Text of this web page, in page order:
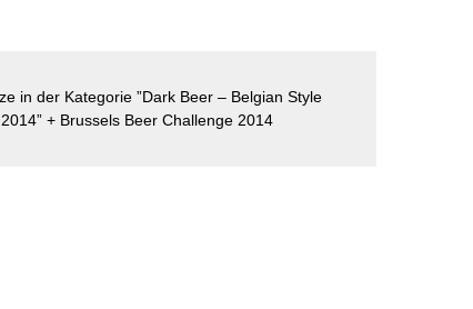
in der Kategorie ”Dark Beer – Belgian Style
+ Brussels Beer Challenge 2014